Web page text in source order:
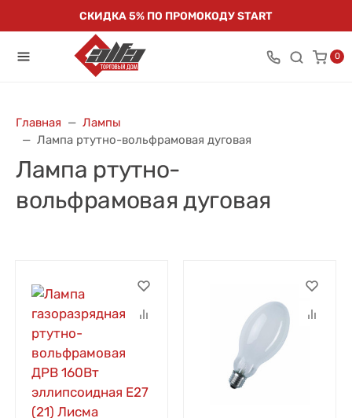
СКИДКА 5% ПО ПРОМОКОДУ START
0
Главная
Лампы
Лампа ртутно-вольфрамовая дуговая
Лампа ртутно-
вольфрамовая дуговая